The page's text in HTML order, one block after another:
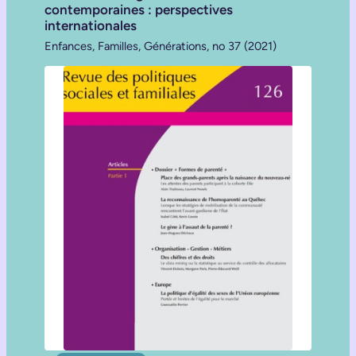
contemporaines : perspectives
internationales
Enfances, Familles, Générations, no 37 (2021)